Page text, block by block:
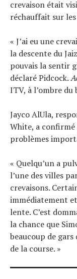
crevaison était
réchauffait sur
« J’ai eu une
la descente du
pouvais la sentir
déclaré Pidcock.
ITV, à l’ombre du
Jayco AlUla,
White, a confirmé
problèmes
« Quelqu’un a
l’une des villes
crevaisons.
immédiatement
lente. C’est
la chance que
beaucoup de
de la course. »